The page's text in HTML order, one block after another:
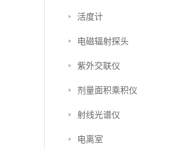
活度计
电磁辐射探头
紫外交联仪
剂量面积乘积仪
射线光谱仪
电离室